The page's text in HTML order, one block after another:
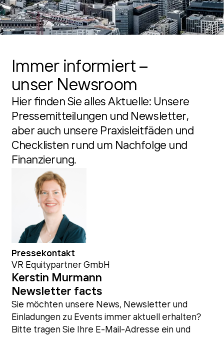
Immer informiert –
unser Newsroom
Hier finden Sie alles Aktuelle: Unsere
Pressemitteilungen und Newsletter,
aber auch unsere Praxisleitfäden und
Checklisten rund um Nachfolge und
Finanzierung.
Pressekontakt
VR Equitypartner GmbH
Kerstin Murmann
Newsletter facts
Sie möchten unsere News, Newsletter und
Einladungen zu Events immer aktuell erhalten?
Bitte tragen Sie Ihre E-Mail-Adresse ein und